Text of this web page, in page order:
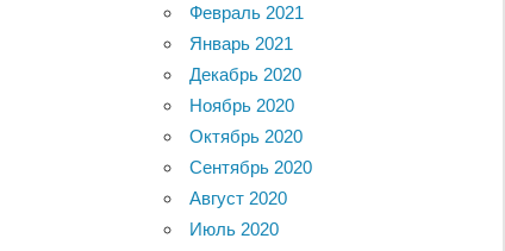
Февраль 2021
Январь 2021
Декабрь 2020
Ноябрь 2020
Октябрь 2020
Сентябрь 2020
Август 2020
Июль 2020